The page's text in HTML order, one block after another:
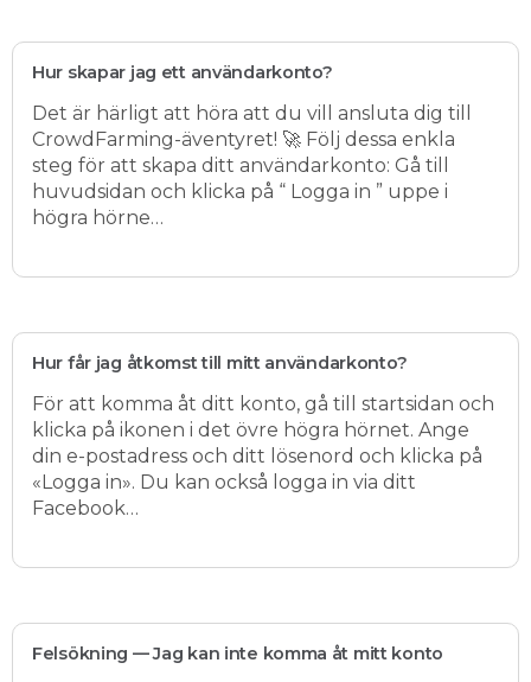
Hur skapar jag ett användarkonto?
Det är härligt att höra att du vill ansluta dig till
CrowdFarming-äventyret! 🚀 Följ dessa enkla
steg för att skapa ditt användarkonto: Gå till
huvudsidan och klicka på “ Logga in ” uppe i
högra hörne…
Hur får jag åtkomst till mitt användarkonto?
För att komma åt ditt konto, gå till startsidan och
klicka på ikonen i det övre högra hörnet. Ange
din e-postadress och ditt lösenord och klicka på
«Logga in». Du kan också logga in via ditt
Facebook…
Felsökning — Jag kan inte komma åt mitt konto